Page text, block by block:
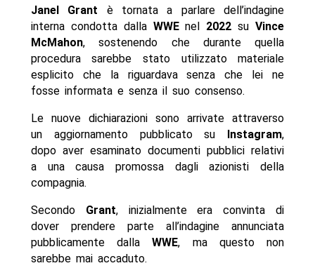
Janel Grant è tornata a parlare dell’indagine
interna condotta dalla WWEnel 2022 suVince
McMahon, sostenendo che durante quella
procedura sarebbe stato utilizzato materiale
esplicito che la riguardava senza che lei ne
fosse informata e senza il suo consenso.
Le nuove dichiarazioni sono arrivate attraverso
un aggiornamento pubblicato su
Instagram,
dopo aver esaminato documenti pubblici relativi
a una causa promossa dagli azionisti della
compagnia.
Secondo Grant, inizialmente era convinta di
dover prendere parte all’indagine annunciata
pubblicamente dallaWWE, ma questo non
sarebbe mai accaduto.